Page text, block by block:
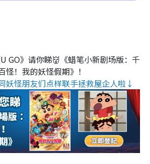
U GO》请你睇👹《蜡笔小新剧场版：千
怪！我的妖怪假期》！
妖怪朋友们点样联手拯救屋企人啦↓